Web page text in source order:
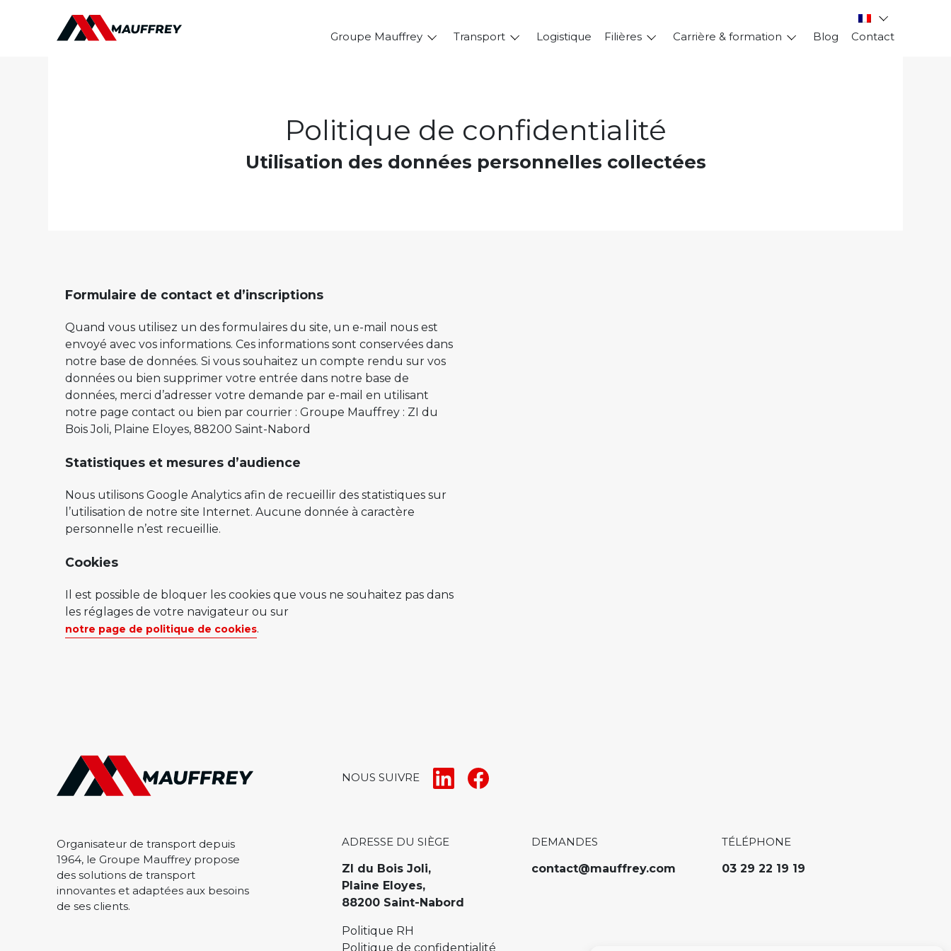
Groupe Mauffrey Transport Logistique Filières Carrière & formation Blog Contact
Politique de confidentialité
Utilisation des données personnelles collectées
Formulaire de contact et d’inscriptions
Quand vous utilisez un des formulaires du site, un e-mail nous est
envoyé avec vos informations. Ces informations sont conservées dans
notre base de données. Si vous souhaitez un compte rendu sur vos
données ou bien supprimer votre entrée dans notre base de
données, merci d’adresser votre demande par e-mail en utilisant
notre page contact ou bien par courrier : Groupe Mauffrey : ZI du
Bois Joli, Plaine Eloyes, 88200 Saint-Nabord
Statistiques et mesures d’audience
Nous utilisons Google Analytics afin de recueillir des statistiques sur
l’utilisation de notre site Internet. Aucune donnée à caractère
personnelle n’est recueillie.
Cookies
Il est possible de bloquer les cookies que vous ne souhaitez pas dans
les réglages de votre navigateur ou sur
notre page de politique de cookies.
Organisateur de transport depuis
1964, le Groupe Mauffrey propose
des solutions de transport
innovantes et adaptées aux besoins
de ses clients.
NOUS SUIVRE
ADRESSE DU SIÈGE
ZI du Bois Joli,
Plaine Eloyes,
88200 Saint-Nabord
DEMANDES
contact@mauffrey.com
TÉLÉPHONE
03 29 22 19 19
Politique RH
Politique de confidentialité